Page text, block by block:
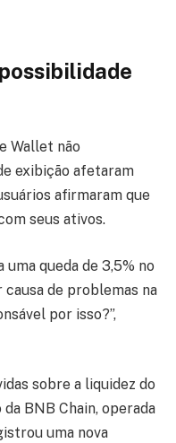
Wallet não
exibição afetaram
afirmaram que
seus ativos.
uma queda de 3,5% no
de problemas na
por isso?”,
sobre a liquidez do
BNB Chain, operada
uma nova